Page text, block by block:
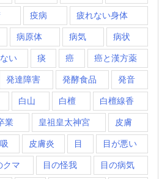
疫病 疲れない身体
病原体 病気 病状
い 痰 癌 癌と漢方薬
発達障害 発酵食品 発音
白山 白檀 白檀線香
業 皇祖皇太神宮 皮膚
皮膚炎 目 目が悪い
クマ 目の怪我 目の病気